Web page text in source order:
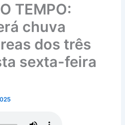
TEMPO:
chuva
dos três
sexta-feira